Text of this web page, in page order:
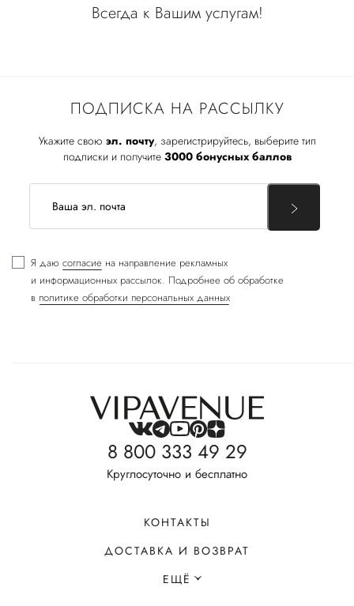
ПОДПИСКА НА РАССЫЛКУ
Укажите свою эл. почту, зарегистрируйтесь, выберите тип
подписки и получите 3000 бонусных баллов
Я даю согласие на направление рекламных
и информационных рассылок. Подробнее об обработке
в политике обработки персональных данных
Всегда к Вашим услугам!
8 800 333 49 29
Круглосуточно и бесплатно
КОНТАКТЫ
ДОСТАВКА И ВОЗВРАТ
ЕЩЁ